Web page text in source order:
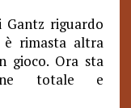
riguardo
è rimasta altra
gioco. Ora sta
totale e